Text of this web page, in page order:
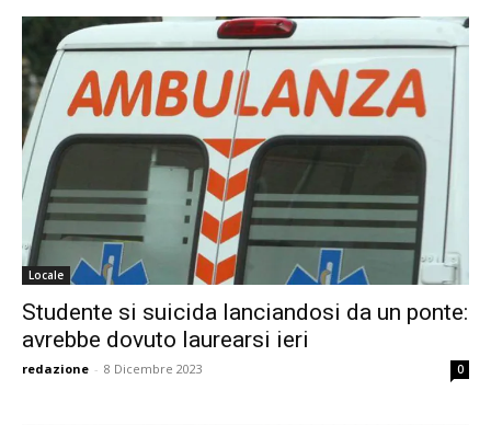
Locale
Studente si suicida lanciandosi da un ponte:
avrebbe dovuto laurearsi ieri
redazione - 8 Dicembre 2023 0